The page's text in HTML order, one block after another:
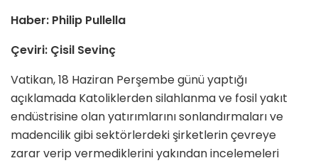
Haber: Philip Pullella
Çeviri: Çisil Sevinç
Vatikan, 18 Haziran Perşembe günü yaptığı
açıklamada Katoliklerden silahlanma ve fosil yakıt
endüstrisine olan yatırımlarını sonlandırmaları ve
madencilik gibi sektörlerdeki şirketlerin çevreye
zarar verip vermediklerini yakından incelemeleri